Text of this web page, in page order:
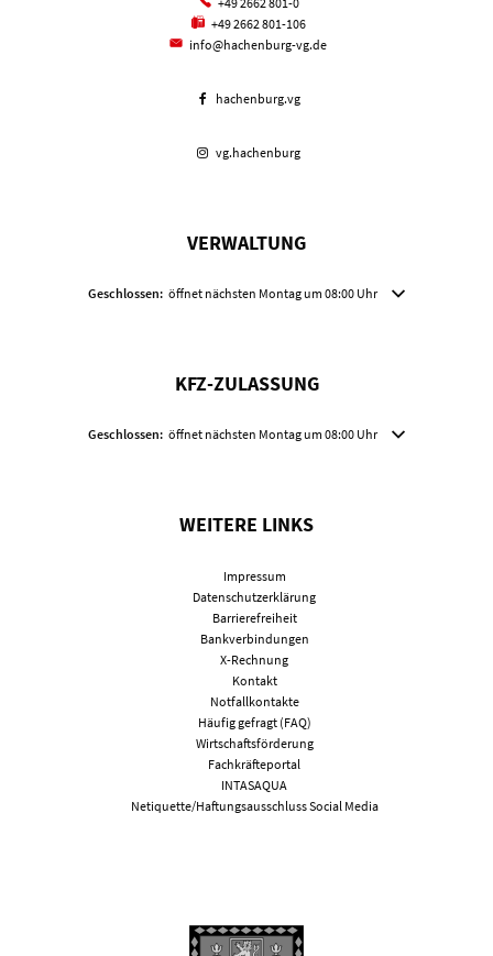
+49 2662 801-106
info@hachenburg-vg.de
hachenburg.vg
vg.hachenburg
VERWALTUNG
Klicken, um weitere Öffnungs- oder Schließzeiten auszublenden
Geschlossen: öffnet nächsten Montag um 08:00 Uhr
KFZ-ZULASSUNG
Klicken, um weitere Öffnungs- oder Schließzeiten auszublenden
Geschlossen: öffnet nächsten Montag um 08:00 Uhr
WEITERE LINKS
Impressum
Datenschutzerklärung
Barrierefreiheit
Bankverbindungen
X-Rechnung
Kontakt
Notfallkontakte
Häufig gefragt (FAQ)
Wirtschaftsförderung
Fachkräfteportal
INTASAQUA
Netiquette/Haftungsausschluss Social Media